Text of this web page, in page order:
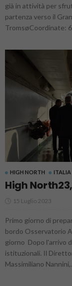
già in attività per
partenza verso il
TromsøCoordinate:
HIGH NORTH ITALIA
High
15 Luglio 2023
Primo giorno di
bordo Osservatorio
giorno Dopo l'arrivo
istituzionali. Il
Massimiliano